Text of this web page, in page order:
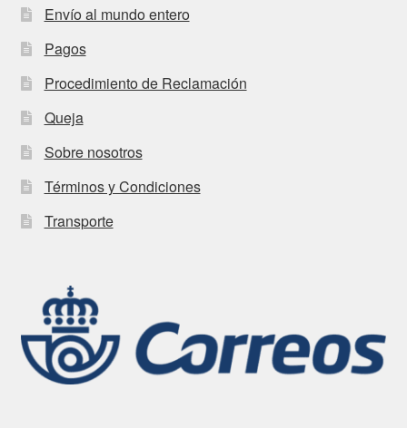
Envío al mundo entero
Pagos
Procedimiento de Reclamación
Queja
Sobre nosotros
Términos y Condiciones
Transporte